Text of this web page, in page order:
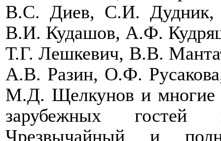
В.С. Диев, С.И. Дудник,
В.И. Кудашов, А.Ф.
Т.Г. Лешкевич, В.В.
А.В. Разин, О.Ф.
М.Д. Щелкунов и многие
зарубежных гостей
Чрезвычайный и